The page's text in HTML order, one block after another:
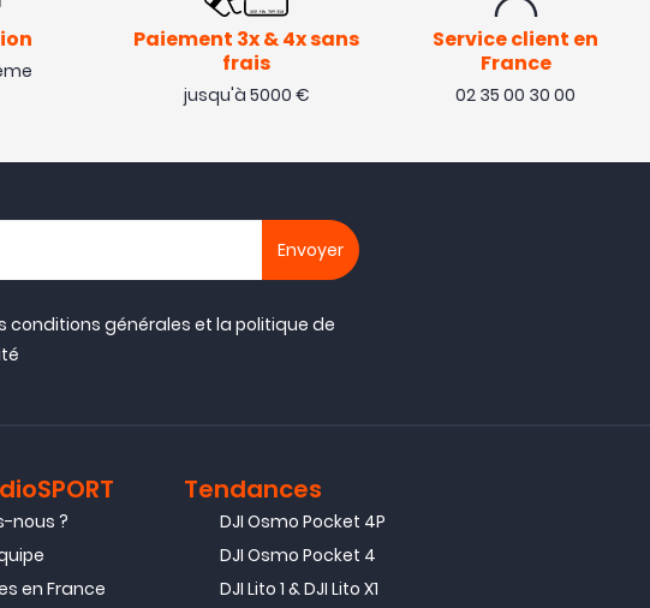
Paiement 3x & 4x sans
frais
jusqu'à 5000 €
Service client en
France
02 35 00 30 00
conditions générales et lapolitique de
nous ?
en France
Tendances
DJI Osmo Pocket 4P
DJI Osmo Pocket 4
DJI Lito 1 & DJI Lito X1